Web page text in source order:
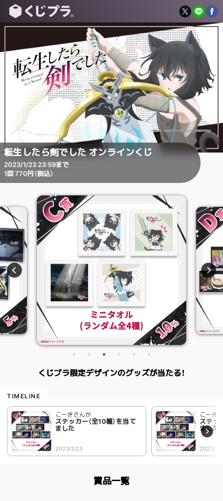
転生したら剣でした オンラインくじ
2023/1/23 23:59まで
1回 770円（税込）
くじプラ限定デザインのグッズが当たる！
こーきさんが
ステッカー（全10種）を当て
ました
2023/1/23
こーき
ステッ
ました
2023/1/
賞品一覧